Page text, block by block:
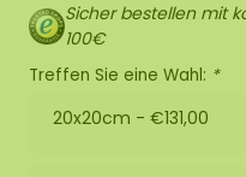
Sicher bestellen mit
100€
Treffen Sie eine Wahl: *
20x20cm - €131,00